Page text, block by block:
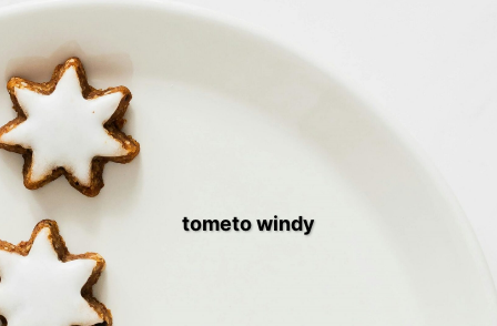
tometo windy